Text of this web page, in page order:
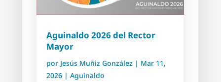
Aguinaldo 2026 del Rector
Mayor
por Jesús Muñiz González | Mar 11,
2026| Aguinaldo